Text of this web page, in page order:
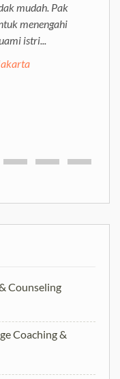
mudah. Pak
menengahi
istri...
Counseling
Coaching &